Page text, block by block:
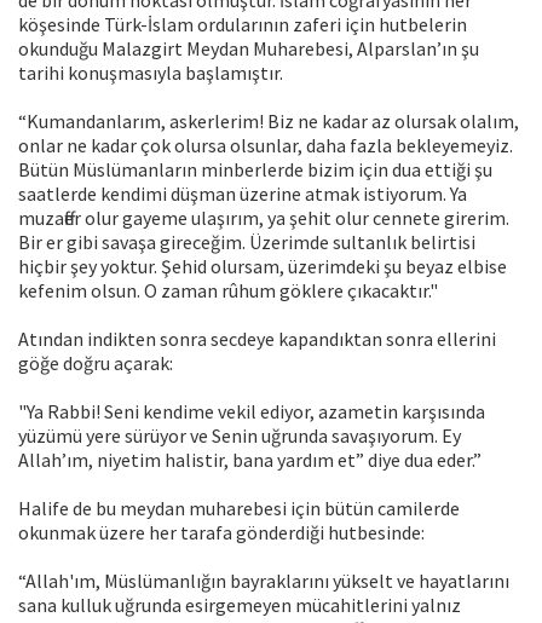
köşesinde Türk-İslam ordularının zaferi için hutbelerin
okunduğu Malazgirt Meydan Muharebesi, Alparslan’ın şu
tarihi konuşmasıyla başlamıştır.
“Kumandanlarım, askerlerim! Biz ne kadar az olursak olalım,
onlar ne kadar çok olursa olsunlar, daha fazla bekleyemeyiz.
Bütün Müslümanların minberlerde bizim için dua ettiği şu
saatlerde kendimi düşman üzerine atmak istiyorum. Ya
muzaffer olur gayeme ulaşırım, ya şehit olur cennete girerim.
Bir er gibi savaşa gireceğim. Üzerimde sultanlık belirtisi
hiçbir şey yoktur. Şehid olursam, üzerimdeki şu beyaz elbise
kefenim olsun. O zaman rûhum göklere çıkacaktır."
Atından indikten sonra secdeye kapandıktan sonra ellerini
göğe doğru açarak:
"Ya Rabbi! Seni kendime vekil ediyor, azametin karşısında
yüzümü yere sürüyor ve Senin uğrunda savaşıyorum. Ey
Allah’ım, niyetim halistir, bana yardım et” diye dua eder.”
Halife de bu meydan muharebesi için bütün camilerde
okunmak üzere her tarafa gönderdiği hutbesinde:
“Allah'ım, Müslümanlığın bayraklarını yükselt ve hayatlarını
sana kulluk uğrunda esirgemeyen mücahitlerini yalnız